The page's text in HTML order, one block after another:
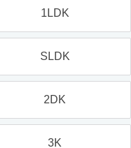
1LDK
SLDK
2DK
3K